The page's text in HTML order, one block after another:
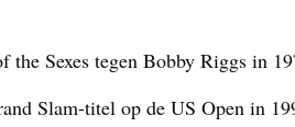
Sexes tegen Bobby Riggs in
Slam-titel op de US Open in